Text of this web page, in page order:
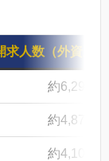
求人数（外資系
約6,291件
約4,870件
約4,109件